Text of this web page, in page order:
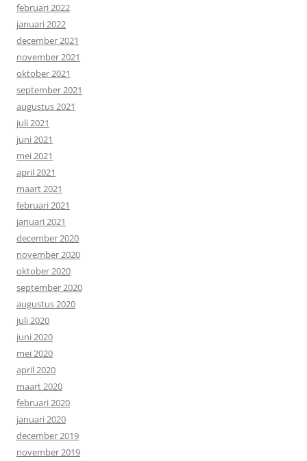
februari 2022
januari 2022
december 2021
november 2021
oktober 2021
september 2021
augustus 2021
juli 2021
juni 2021
mei 2021
april 2021
maart 2021
februari 2021
januari 2021
december 2020
november 2020
oktober 2020
september 2020
augustus 2020
juli 2020
juni 2020
mei 2020
april 2020
maart 2020
februari 2020
januari 2020
december 2019
november 2019